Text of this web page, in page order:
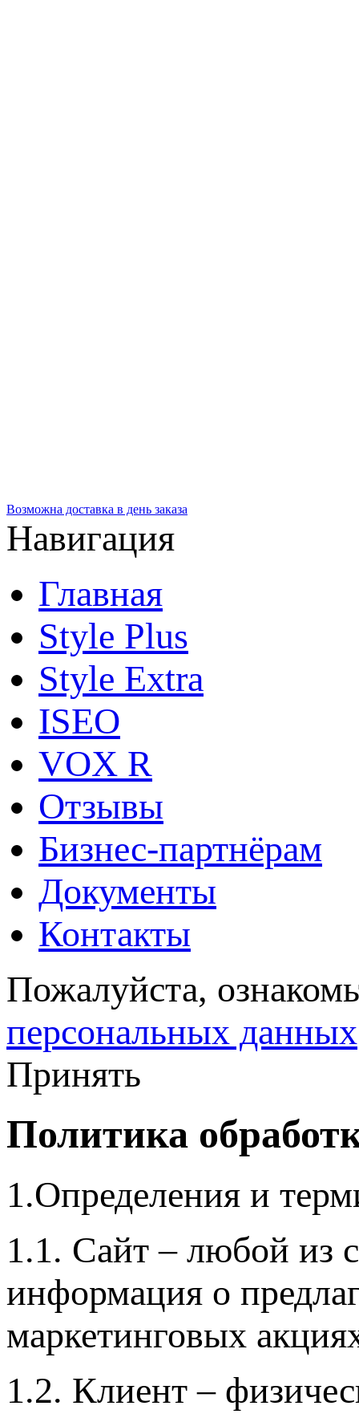
Возможна доставка в день заказа
Навигация
Главная
Style Plus
Style Extra
ISEO
VOX R
Отзывы
Бизнес-партнёрам
Документы
Контакты
Пожалуйста,
персональных данных
Принять
Политика
1.Определения и
1.1. Сайт – любой из
информация о
маркетинговых
1.2. Клиент –